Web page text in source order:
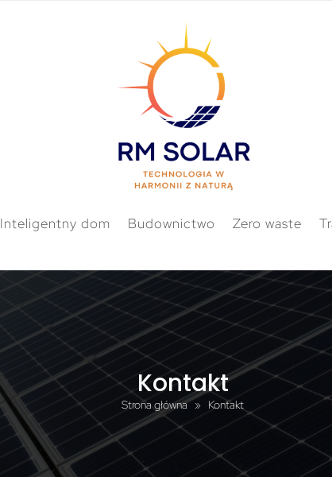
Inteligentny dom Budownictwo Zero waste
Kontakt
Strona główna» Kontakt